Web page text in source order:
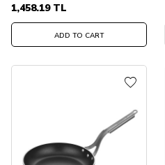
1,458.19TL
ADD TO CART